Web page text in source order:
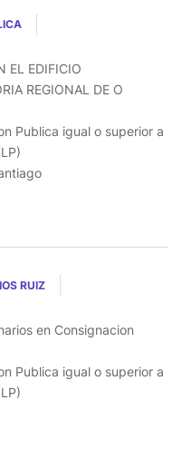
EL EDIFICIO
REGIONAL DE O
Publica igual o superior a
RUIZ
en Consignacion
Publica igual o superior a